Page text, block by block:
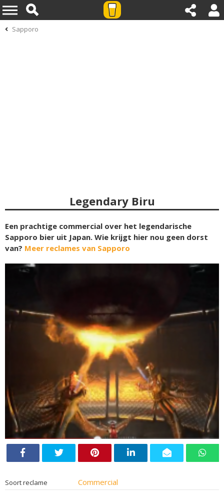
Sapporo
Legendary Biru
Een prachtige commercial over het legendarische
Sapporo bier uit Japan. Wie krijgt hier nou geen dorst
van? Meer reclames van Sapporo
Soort reclame Commercial